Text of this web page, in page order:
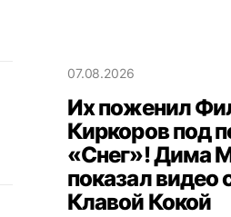
07.08.2026
Их поженил
Киркоров под
«Снег»! Дима
показал видео
Клавой Кокой